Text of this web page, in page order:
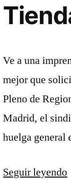
Ve a una
mejor que
Pleno de
Madrid, el
huelga
Seguir leyendo